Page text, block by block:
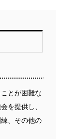
とが困難な
を提供し、
、その他の